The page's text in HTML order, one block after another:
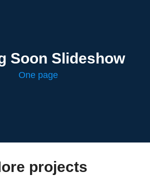
Soon Slideshow
One page
projects